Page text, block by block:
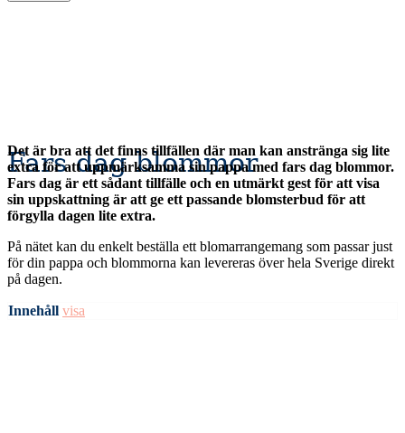
Fars dag blommor
Det är bra att det finns tillfällen där man kan anstränga sig lite
extra för att uppmärksamma sin pappa med fars dag blommor.
Fars dag är ett sådant tillfälle och en utmärkt gest för att visa
sin uppskattning är att ge ett passande blomsterbud för att
förgylla dagen lite extra.
På nätet kan du enkelt beställa ett blomarrangemang som passar just
för din pappa och blommorna kan levereras över hela Sverige direkt
på dagen.
Innehåll visa